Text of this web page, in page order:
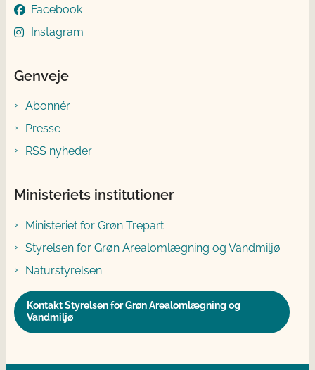
Facebook
Instagram
Genveje
Abonnér
Presse
RSS nyheder
Ministeriets institutioner
Ministeriet for Grøn Trepart
Styrelsen for Grøn Arealomlægning og Vandmiljø
Naturstyrelsen
Kontakt Styrelsen for Grøn Arealomlægning og
Vandmiljø